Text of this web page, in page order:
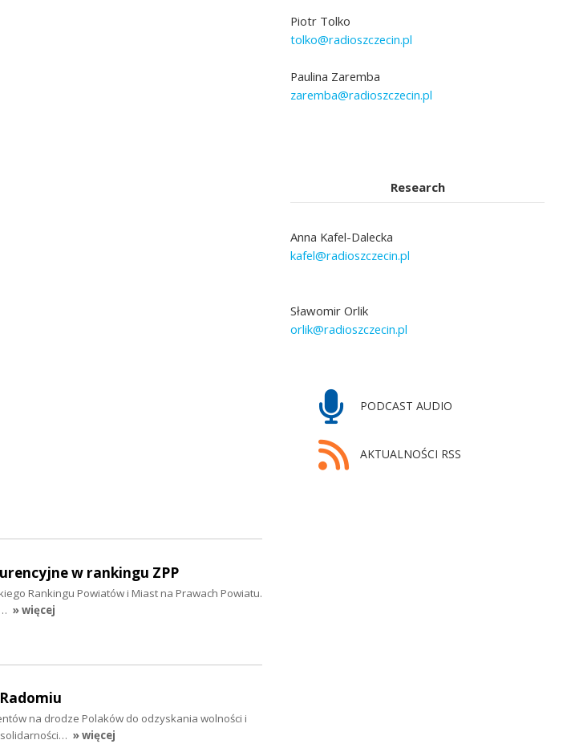
Piotr Tolko
tolko@radioszczecin.pl
Paulina Zaremba
zaremba@radioszczecin.pl
Research
Anna Kafel-Dalecka
kafel@radioszczecin.pl
Sławomir Orlik
orlik@radioszczecin.pl
PODCAST AUDIO
AKTUALNOŚCI RSS
w rankingu ZPP
Rankingu Powiatów i Miast na Prawach Powiatu.
» więcej
na drodze Polaków do odzyskania wolności i
» więcej